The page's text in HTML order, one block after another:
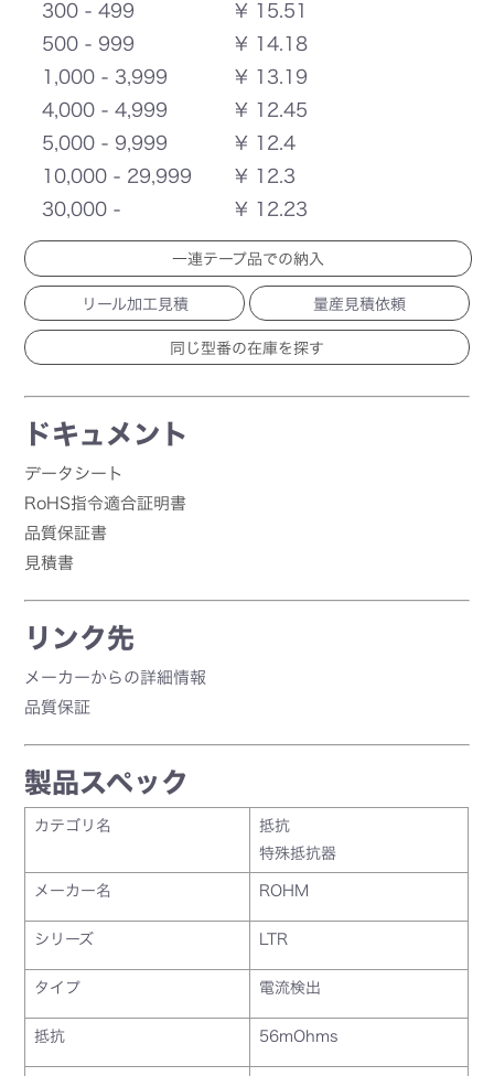
300 - 499
¥ 15.51
500 - 999
¥ 14.18
1,000 - 3,999
¥ 13.19
4,000 - 4,999
¥ 12.45
5,000 - 9,999
¥ 12.4
10,000 - 29,999
¥ 12.3
30,000 -
¥ 12.23
一連テープ品での納入
リール加工見積 量産見積依頼
ドキュメント
データシート
RoHS指令適合証明書
品質保証書
見積書
リンク先
メーカーからの詳細情報
品質保証
製品スペック
カテゴリ名
抵抗
特殊抵抗器
メーカー名 ROHM
シリーズ LTR
タイプ 電流検出
抵抗 56mOhms